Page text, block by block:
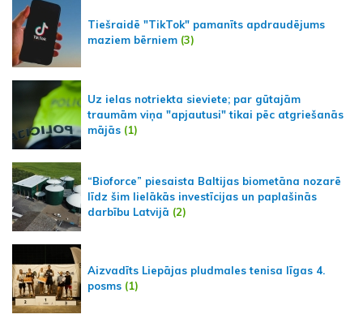
Tiešraidē "TikTok" pamanīts apdraudējums
maziem bērniem (3)
Uz ielas notriekta sieviete; par gūtajām
traumām viņa "apjautusi" tikai pēc atgriešanās
mājās (1)
“Bioforce” piesaista Baltijas biometāna nozarē
līdz šim lielākās investīcijas un paplašinās
darbību Latvijā (2)
Aizvadīts Liepājas pludmales tenisa līgas 4.
posms (1)